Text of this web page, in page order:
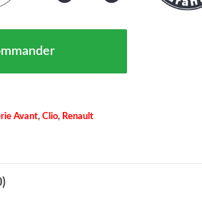
Avant, Clio, Renault